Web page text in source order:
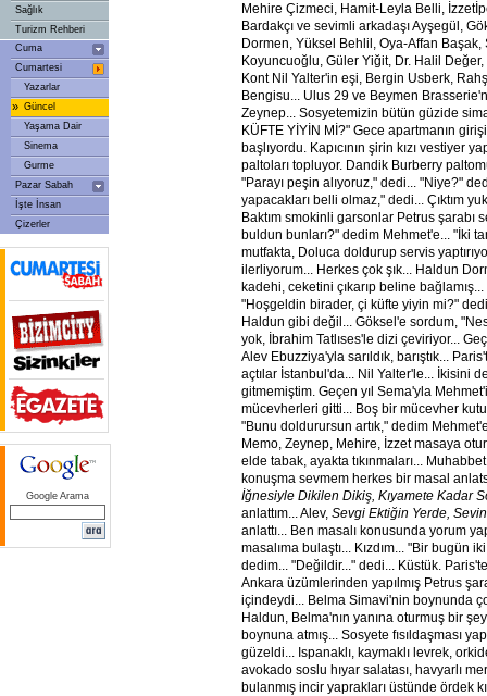
Sağlık
Turizm Rehberi
Cuma
Cumartesi
Yazarlar
» Güncel
Yaşama Dair
Sinema
Gurme
Pazar Sabah
İşte İnsan
Çizerler
Google Arama
Mehire Çizmeci, Hamit-Leyla Belli,
Bardakçı ve sevimli arkadaşı Ayşegül,
Dormen, Yüksel Behlil, Oya-Affan Başak,
Koyuncuoğlu, Güler Yiğit, Dr. Halil
Kont Nil Yalter'in eşi, Bergin Usberk,
Bengisu... Ulus 29 ve Beymen
Zeynep... Sosyetemizin bütün güzide
KÜFTE YİYİN Mİ?" Gece apartmanın
başlıyordu. Kapıcının şirin kızı vestiyer
paltoları topluyor. Dandik Burberry
"Parayı peşin alıyoruz," dedi... "Niye?"
yapacakları belli olmaz," dedi... Çıktım
Baktım smokinli garsonlar Petrus şarabı
buldun bunları?" dedim Mehmet'e... "İki
mutfakta, Doluca doldurup servis
ilerliyorum... Herkes çok şık... Haldun
kadehi, ceketini çıkarıp beline bağlamış...
"Hoşgeldin birader, çi küfte yiyin mi?"
Haldun gibi değil... Göksel'e sordum,
yok, İbrahim Tatlıses'le dizi çeviriyor...
Alev Ebuzziya'yla sarıldık, barıştık...
açtılar İstanbul'da... Nil Yalter'le... İkisini
gitmemiştim. Geçen yıl Sema'yla
mücevherleri gitti... Boş bir mücevher
"Bunu doldurursun artık," dedim
Memo, Zeynep, Mehire, İzzet masaya
elde tabak, ayakta tıkınmaları...
konuşma sevmem herkes bir masal
İğnesiyle Dikilen Dikiş, Kıyamete Kadar
anlattım... Alev, Sevgi Ektiğin Yerde,
anlattı... Ben masalı konusunda yorum
masalıma bulaştı... Kızdım... "Bir bugün
dedim... "Değildir..." dedi... Küstük.
Ankara üzümlerinden yapılmış Petrus
içindeydi... Belma Simavi'nin boynunda
Haldun, Belma'nın yanına oturmuş bir
boynuna atmış... Sosyete fısıldaşması
güzeldi... Ispanaklı, kaymaklı levrek,
avokado soslu hıyar salatası, havyarlı
bulanmış incir yaprakları üstünde ördek